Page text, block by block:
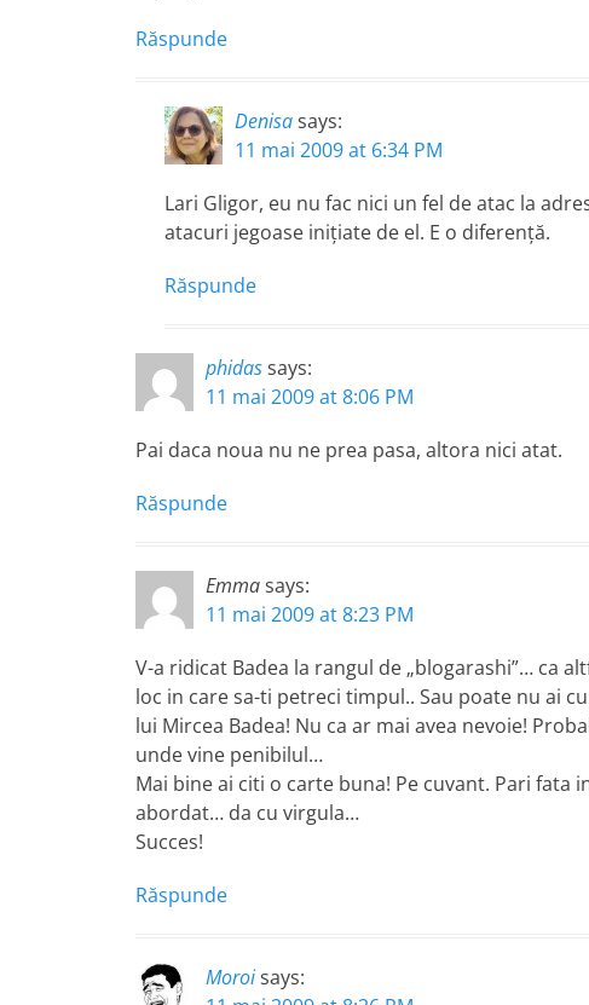
Răspunde
Denisasays:
11 mai 2009 at 6:34 PM
Lari Gligor, eu nu fac nici un fel de atac la
atacuri jegoase iniţiate de el. E o diferenţă.
Răspunde
phidassays:
11 mai 2009 at 8:06 PM
Pai daca noua nu ne prea pasa, altora nici atat.
Răspunde
Emmasays:
11 mai 2009 at 8:23 PM
V-a ridicat Badea la rangul de „blogarashi”… ca
loc in care sa-ti petreci timpul.. Sau poate nu ai
lui Mircea Badea! Nu ca ar mai avea nevoie!
unde vine penibilul…
Mai bine ai citi o carte buna! Pe cuvant. Pari
abordat… da cu virgula…
Succes!
Răspunde
Moroisays: